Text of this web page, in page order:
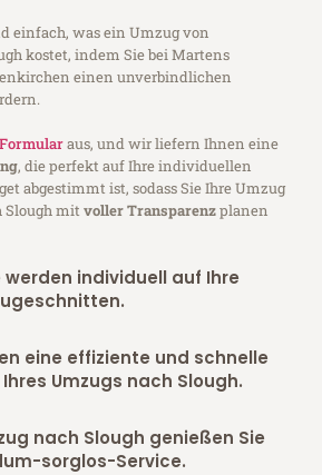
einfach, was ein Umzug von
kostet, indem Sie bei Martens
einen unverbindlichen
aus, und wir liefern Ihnen eine
, die perfekt auf Ihre individuellen
abgestimmt ist, sodass Sie Ihre Umzug
Slough mitvoller Transparenzplanen
werden individuell auf Ihre
eine effiziente und schnelle
Umzugs nach Slough.
nach Slough genießen Sie
sorglos-Service.